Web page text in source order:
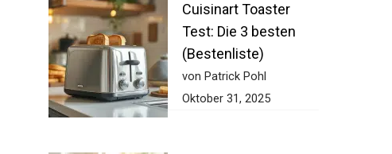
Cuisinart Toaster
Test: Die 3 besten
(Bestenliste)
von Patrick Pohl
Oktober 31, 2025